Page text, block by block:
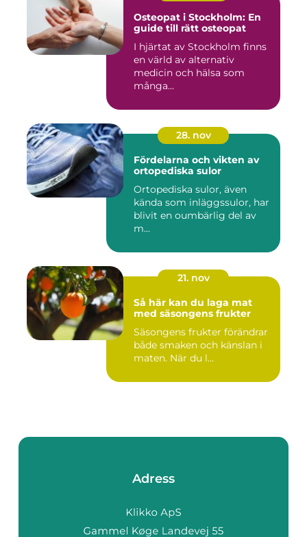
Osteopat i Stockholm: En
guide till rätt osteopat
I hjärtat av Stockholm finns
en värld av alternativ
medicin och hälsa som
många...
28. nov
Fördelarna och vikten av
ortopediska sulor
Ortopediska sulor, även
kända som inläggssulor, har
blivit en oumbärlig del av
m...
21. nov
Så här kan du laga mat
med säsongens frukter
Säsongens frukter förändrar
både smaken och känslan i
maten. När du l...
Adress